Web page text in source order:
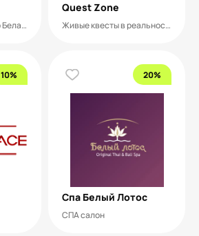
Лучший туроператор Беларуси
Quest Zone
Живые квесты в реальности
10% 20%
Спа Белый Лотос
СПА салон